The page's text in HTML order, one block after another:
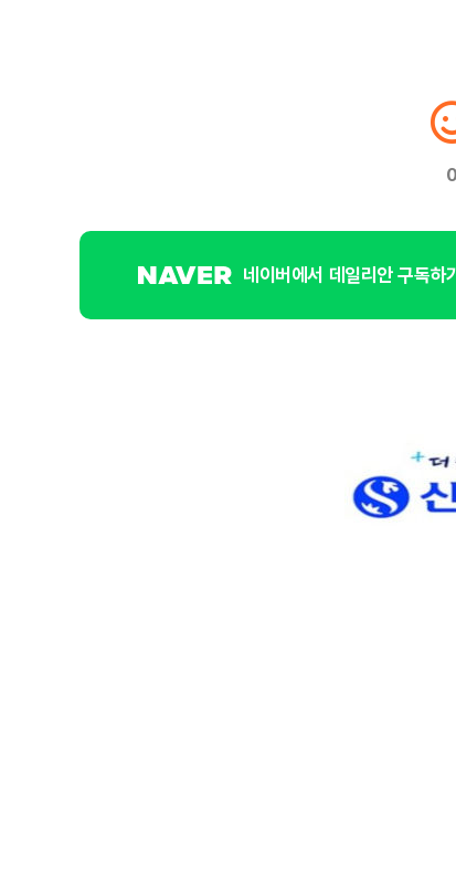
0
네이버에서 데일리안 구독하